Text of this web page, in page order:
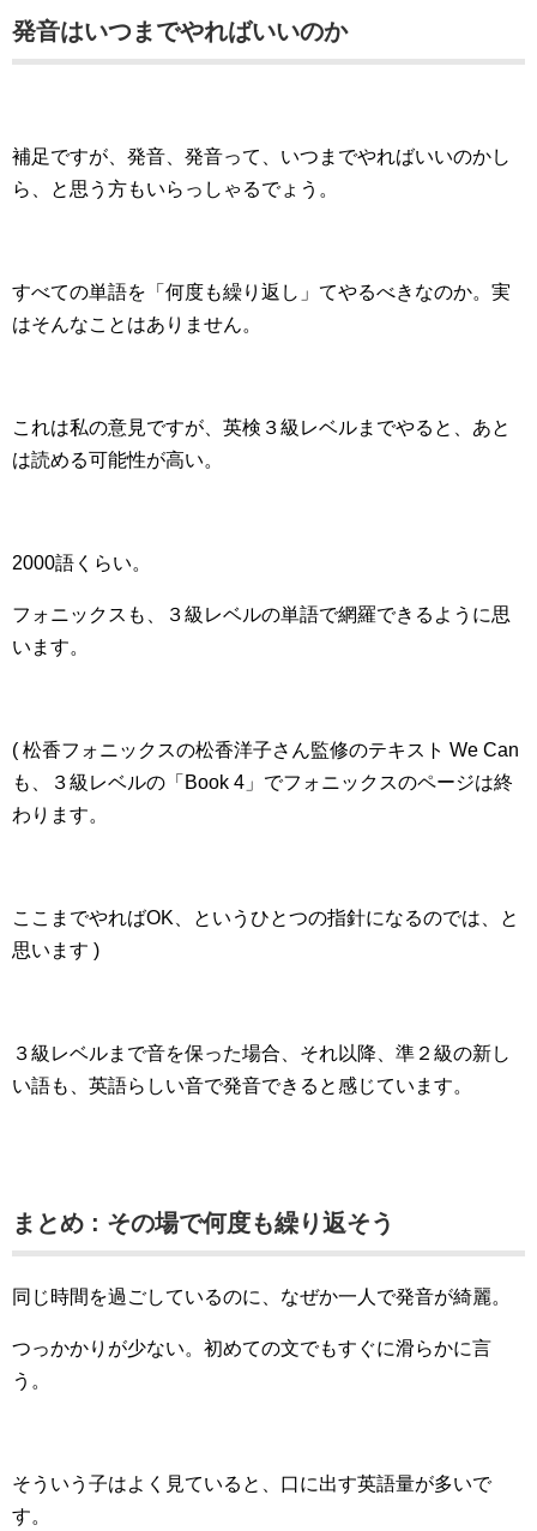
発音はいつまでやればいいのか
補足ですが、発音、発音って、いつまでやればいいのかし
ら、と思う方もいらっしゃるでょう。
すべての単語を「何度も繰り返し」てやるべきなのか。実
はそんなことはありません。
これは私の意見ですが、英検３級レベルまでやると、あと
は読める可能性が高い。
2000語くらい。
フォニックスも、３級レベルの単語で網羅できるように思
います。
( 松香フォニックスの松香洋子さん監修のテキスト We Can
も、３級レベルの「Book 4」でフォニックスのページは終
わります。
ここまでやればOK、というひとつの指針になるのでは、と
思います )
３級レベルまで音を保った場合、それ以降、準２級の新し
い語も、英語らしい音で発音できると感じています。
まとめ : その場で何度も繰り返そう
同じ時間を過ごしているのに、なぜか一人で発音が綺麗。
つっかかりが少ない。初めての文でもすぐに滑らかに言
う。
そういう子はよく見ていると、口に出す英語量が多いで
す。